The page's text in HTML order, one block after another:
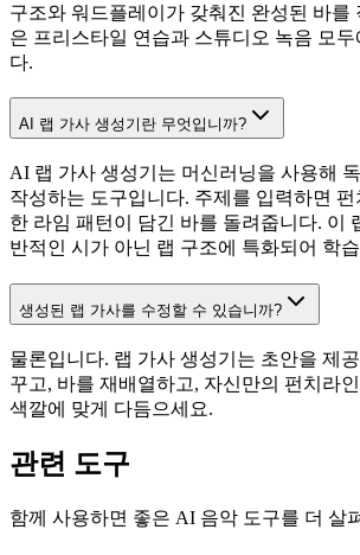
구조와 워드플레이가 갖춰진 완성된 바를
은 프리스타일 연습과 스튜디오 녹음 모두
다.
AI 랩 가사 생성기란 무엇입니까?
AI 랩 가사 생성기는 머신러닝을 사용해
작성하는 도구입니다. 주제를 입력하면 펀
한 라임 패턴이 담긴 바를 돌려줍니다. 이
반적인 시가 아닌 랩 구조에 특화되어 학
생성된 랩 가사를 수정할 수 있습니까?
물론입니다. 랩 가사 생성기는 초안을 제
꾸고, 바를 재배열하고, 자신만의 펀치라
색깔에 맞게 다듬으세요.
관련 도구
함께 사용하면 좋은 AI 음악 도구를 더 살